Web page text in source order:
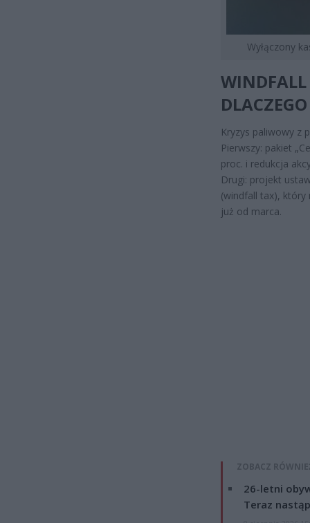
Wyłączony
Kryzys paliwowy z
Pierwszy: pakiet
proc. i redukcja
Drugi: projekt
(windfall tax), który
już od marca.
ZOBACZ
26-letni
Teraz